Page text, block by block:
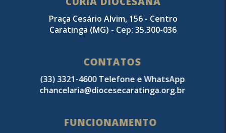
Praça Cesário Alvim, 156 - Centro
Caratinga (MG) - Cep: 35.300-036
CONTATOS
(33) 3321-4600 Telefone e WhatsApp
chancelaria@diocesecaratinga.org.br
FUNCIONAMENTO